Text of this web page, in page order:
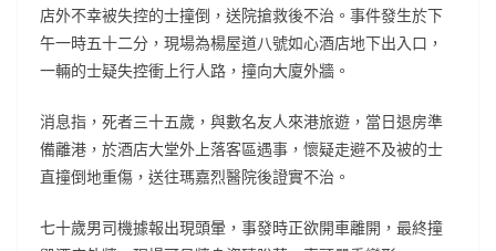
店外不幸被失控的士撞倒，送院搶救後不治。事件發生於下
午一時五十二分，現場為楊屋道八號如心酒店地下出入口，
一輛的士疑失控衝上行人路，撞向大廈外牆。
消息指，死者三十五歲，與數名友人來港旅遊，當日退房準
備離港，於酒店大堂外上落客區遇事，懷疑走避不及被的士
直撞倒地重傷，送往瑪嘉烈醫院後證實不治。
七十歲男司機據報出現頭暈，事發時正欲開車離開，最終撞